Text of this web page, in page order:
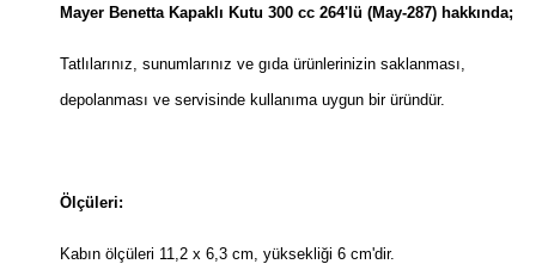
Mayer Benetta Kapaklı Kutu 300 cc 264'lü (May-287) hakkında;
Tatlılarınız, sunumlarınız ve gıda ürünlerinizin saklanması,
depolanması ve servisinde kullanıma uygun bir üründür.
Ölçüleri:
Kabın ölçüleri 11,2 x 6,3 cm, yüksekliği 6 cm'dir.